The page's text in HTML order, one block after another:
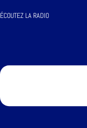
ÉCOUTEZ LA RADIO